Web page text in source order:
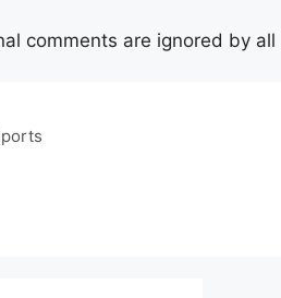
comments are ignored by all